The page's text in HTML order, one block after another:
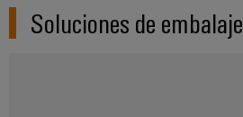
Soluciones de embalaje